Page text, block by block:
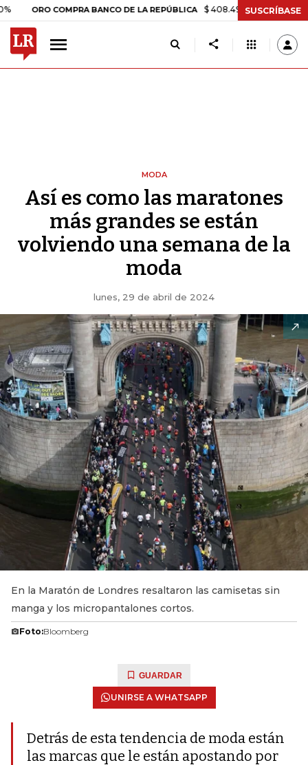
COMPRA BANCO DE LA REPÚBLICA $ 408.498,97 +$ 8.753,81
SUSCRÍBASE
MODA
Así es como las maratones
más grandes se están
volviendo una semana de la
moda
lunes, 29 de abril de 2024
En la Maratón de Londres resaltaron las camisetas sin
manga y los micropantalones cortos.
Foto:Bloomberg
GUARDAR
UNIRSE A WHATSAPP
Detrás de esta tendencia de moda están
las marcas que le están apostando por